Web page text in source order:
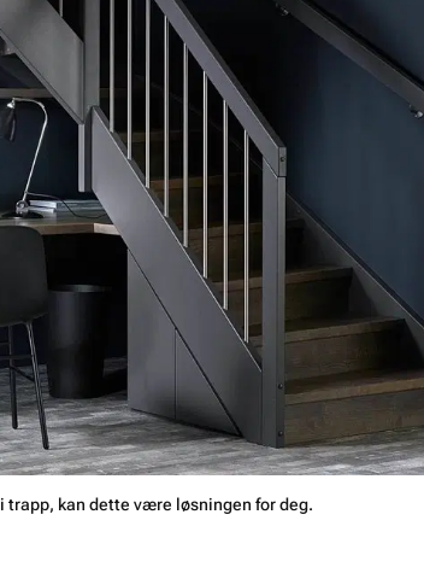
trapp, kan dette være løsningen for deg.